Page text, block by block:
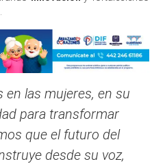
en las mujeres, en su
para transformar
que el futuro del
desde su voz,